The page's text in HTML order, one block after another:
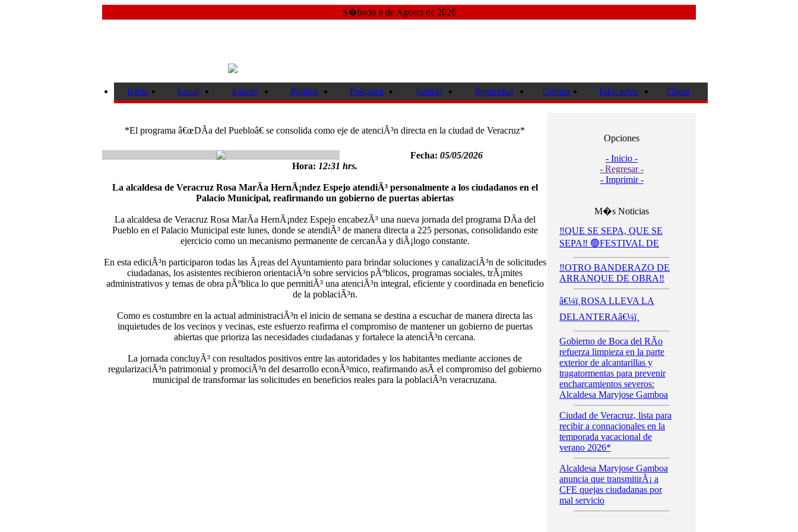
S�bado 8 de Agosto de 2026
Inicio Local Estado Politica Policiaca Justicia Seguridad Cultura Educacion Clima
*El programa â€œDÃ­a del Puebloâ€ se consolida como eje de atenciÃ³n directa en la ciudad de Veracruz*
Fecha: 05/05/2026
Hora: 12:31 hrs.
La alcaldesa de Veracruz Rosa MarÃ­a HernÃ¡ndez Espejo atendiÃ³ personalmente a los ciudadanos en el
Palacio Municipal, reafirmando un gobierno de puertas abiertas
La alcaldesa de Veracruz Rosa MarÃ­a HernÃ¡ndez Espejo encabezÃ³ una nueva jornada del programa DÃ­a del
Pueblo en el Palacio Municipal este lunes, donde se atendiÃ³ de manera directa a 225 personas, consolidando este
ejercicio como un mecanismo permanente de cercanÃ­a y diÃ¡logo constante.
En esta ediciÃ³n participaron todas las Ã¡reas del Ayuntamiento para brindar soluciones y canalizaciÃ³n de solicitudes
ciudadanas, los asistentes recibieron orientaciÃ³n sobre servicios pÃºblicos, programas sociales, trÃ¡mites
administrativos y temas de obra pÃºblica lo que permitiÃ³ una atenciÃ³n integral, eficiente y coordinada en beneficio
de la poblaciÃ³n.
Como es costumbre en la actual administraciÃ³n el inicio de semana se destina a escuchar de manera directa las
inquietudes de los vecinos y vecinas, este esfuerzo reafirma el compromiso de mantener un gobierno de puertas
abiertas que prioriza las necesidades ciudadanas y fortalece la atenciÃ³n cercana.
La jornada concluyÃ³ con resultados positivos entre las autoridades y los habitantes mediante acciones de
regularizaciÃ³n patrimonial y promociÃ³n del desarrollo econÃ³mico, reafirmando asÃ­ el compromiso del gobierno
municipal de transformar las solicitudes en beneficios reales para la poblaciÃ³n veracruzana.
Opciones
- Inicio -
- Regresar -
- Imprimir -
M�s Noticias
‼️QUE SE SEPA, QUE SE
SEPA‼️ 🟢FESTIVAL DE
‼️OTRO BANDERAZO DE
ARRANQUE DE OBRA‼️
â€¼ï¸ROSA LLEVA LA
DELANTERAâ€¼ï¸
Gobierno de Boca del RÃ­o
refuerza limpieza en la parte
exterior de alcantarillas y
tragatormentas para prevenir
encharcamientos severos:
Alcaldesa Maryjose Gamboa
Ciudad de Veracruz, lista para
recibir a connacionales en la
temporada vacacional de
verano 2026*
Alcaldesa Maryjose Gamboa
anuncia que transmitirÃ¡ a
CFE quejas ciudadanas por
mal servicio